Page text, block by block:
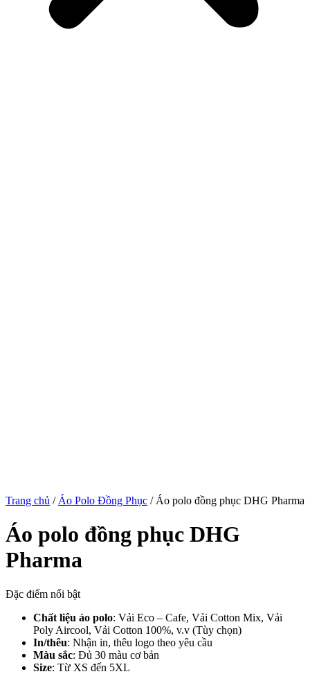
Trang chủ / Áo Polo Đồng Phục / Áo polo đồng phục DHG Pharma
Áo polo đồng phục DHG
Pharma
Đặc điểm nổi bật
Chất liệu áo polo: Vải Eco – Cafe, Vải Cotton Mix, Vải
Poly Aircool, Vải Cotton 100%, v.v (Tùy chọn)
In/thêu: Nhận in, thêu logo theo yêu cầu
Màu sắc: Đủ 30 màu cơ bản
Size: Từ XS đến 5XL